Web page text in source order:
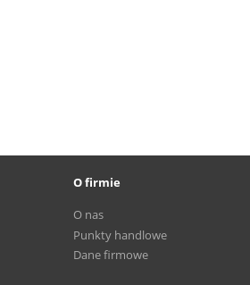
O firmie
O nas
Punkty handlowe
Dane firmowe